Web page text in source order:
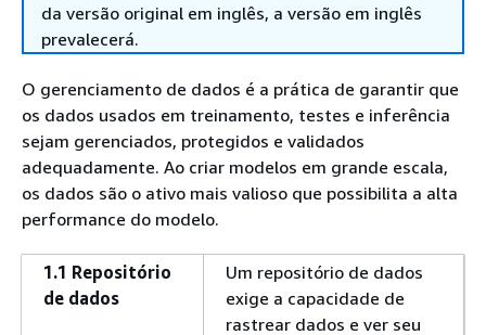
da versão original em inglês, a versão em inglês
prevalecerá.
O gerenciamento de dados é a prática de garantir que
os dados usados em treinamento, testes e inferência
sejam gerenciados, protegidos e validados
adequadamente. Ao criar modelos em grande escala,
os dados são o ativo mais valioso que possibilita a alta
performance do modelo.
1.1 Repositório
de dados
Um repositório de dados
exige a capacidade de
rastrear dados e ver seu